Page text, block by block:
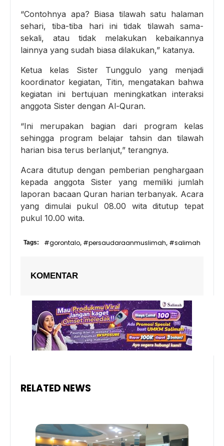
“Contohnya apa? Biasa tilawah satu halaman
sehari, tiba-tiba hari ini tidak tilawah sama-
sekali, atau tidak melakukan kebaikannya
lainnya yang sudah biasa dilakukan,” katanya.
Ketua kelas Sister Tunggulo yang menjadi
koordinator kegiatan, Titin, mengatakan bahwa
kegiatan ini bertujuan meningkatkan interaksi
anggota Sister dengan Al-Quran.
“Ini merupakan bagian dari program kelas
sehingga program belajar tahsin dan tilawah
harian bisa terus berlanjut,” terangnya.
Acara ditutup dengan pemberian penghargaan
kepada anggota Sister yang memiliki jumlah
laporan bacaan Quran harian terbanyak. Acara
yang dimulai pukul 08.00 wita ditutup tepat
pukul 10.00 wita.
Tags: #gorontalo, #persaudaraanmuslimah, #salimah
KOMENTAR
RELATED NEWS